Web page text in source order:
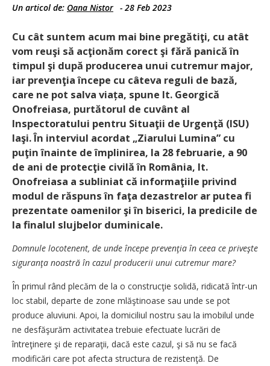
Un articol de: Oana Nistor - 28 Feb 2023
Cu cât suntem acum mai bine pregătiţi, cu atât
vom reuşi să acţionăm corect şi fără panică în
timpul şi după producerea unui cutremur major,
iar prevenţia începe cu câteva reguli de bază,
care ne pot salva viața, spune lt. Georgică
Onofreiasa, purtătorul de cuvânt al
Inspectoratului pentru Situaţii de Urgenţă (ISU)
Iaşi. În interviul acordat „Ziarului Lumina” cu
puţin înainte de împlinirea, la 28 februarie, a 90
de ani de protecţie civilă în România, lt.
Onofreiasa a subliniat că informaţiile privind
modul de răspuns în faţa dezastrelor ar putea fi
prezentate oamenilor şi în biserici, la predicile de
la finalul slujbelor duminicale.
Domnule locotenent, de unde începe prevenţia în ceea ce priveşte
siguranţa noastră în cazul producerii unui cutremur mare?
În primul rând plecăm de la o construcţie solidă, ridicată într-un
loc stabil, departe de zone mlăştinoase sau unde se pot
produce aluviuni. Apoi, la domiciliul nostru sau la imobilul unde
ne desfăşurăm activitatea trebuie efectuate lucrări de
întreţinere şi de reparaţii, dacă este cazul, şi să nu se facă
modificări care pot afecta structura de rezistenţă. De